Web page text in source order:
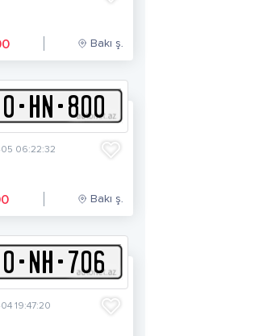
Bakı ş.
-HN-800
06:22:32
Bakı ş.
-NH-706
19:47:20